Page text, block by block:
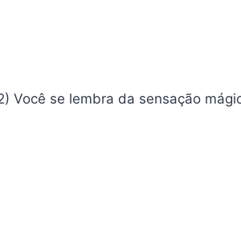
Você se lembra da sensação